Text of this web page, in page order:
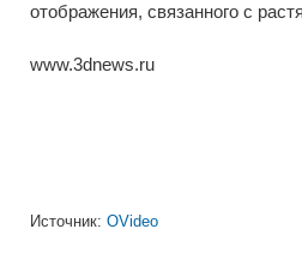
отображения, связанного с
www.3dnews.ru
Источник: OVideo